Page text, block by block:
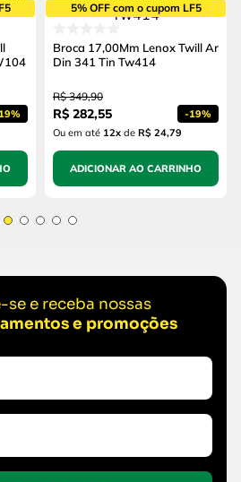
19%
5% OFF com o cupom LF5
Broca 17,00Mm Lenox Twill Ar
Din 341 Tin Tw414
R$ 349,90
R$ 282,55 -19%
Ou em até 12x de R$ 24,79
ADICIONAR AO CARRINHO
se e receba nossas
e promoções